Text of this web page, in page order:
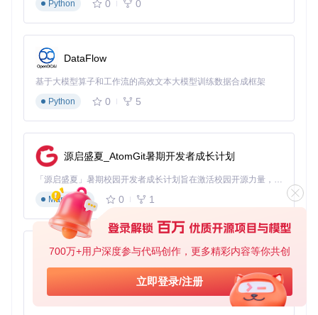
700万+用户深度参与代码创作，更多精彩内容等你共创
立即登录/注册
一键启动与基础配置
Windows系统：双击
Linux/macOS系统：终端执行
all.sh && ./scripts/install.sh
首次启动后，工具会自动：
检测系统环境兼容性
初始化配置文件
功能激活与验证流程
在主菜单选择"注册新账户"(选项2)
选择注册方式(Google/GitHub/自定义邮箱)
等待账户创建与Pro权限激活
验证功能：打开Cursor编辑器，检查是否显示"Pro"标识
高级使用技巧与最佳实践
为避免单一账户使用过度，建议：
Python
0 0
DataFlow
基于大模型算子和工作流的高效文本大模型训练数据合成框架
Python
0 5
源启盛夏_AtomGit暑期开发者成长计划
「源启盛夏」暑期校园开发者成长计划旨在激活校园开源力量，通过积分激励、认证扶持、资源倾斜等形式，引导高校组织和开发者完成「入驻 — 建项目 — 做贡献 — 获认证 — 得资源」的完整闭环。无论你是想带领社团入驻平台的组织者，还是希望用代码贡献证明自己的开发者，都能在这里找到属于你的成长路径。
Markdown
0 1
py-xiaozhi
基于Python的Xiaozhi AI，适用于想要完整Xiaozhi体验而无需拥有专用硬件的用户。
Python
0 1